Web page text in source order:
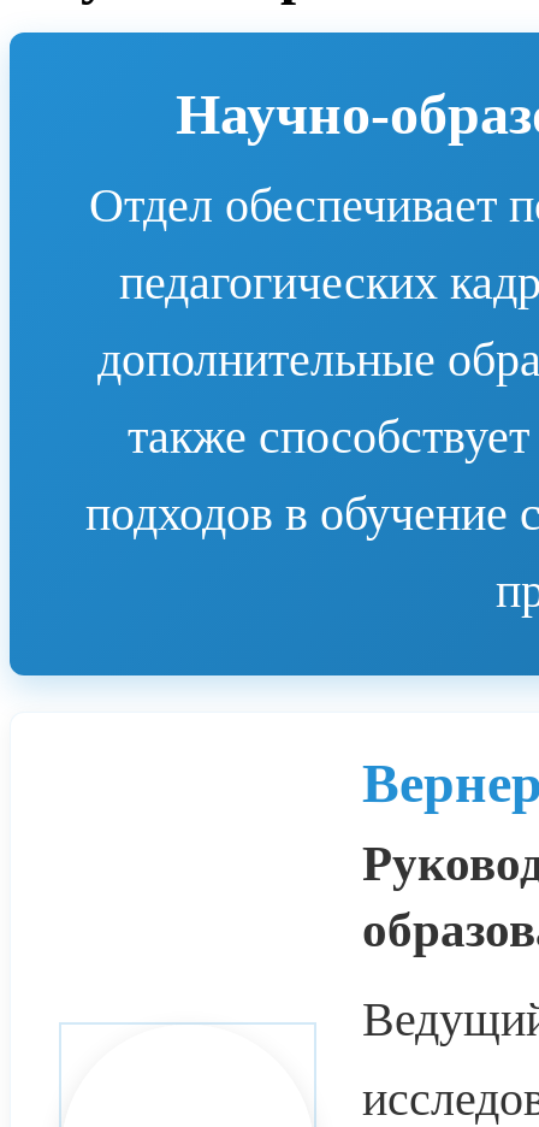
Научно-
Отдел обеспечивает
педагогических
дополнительные
также
подходов в обучение